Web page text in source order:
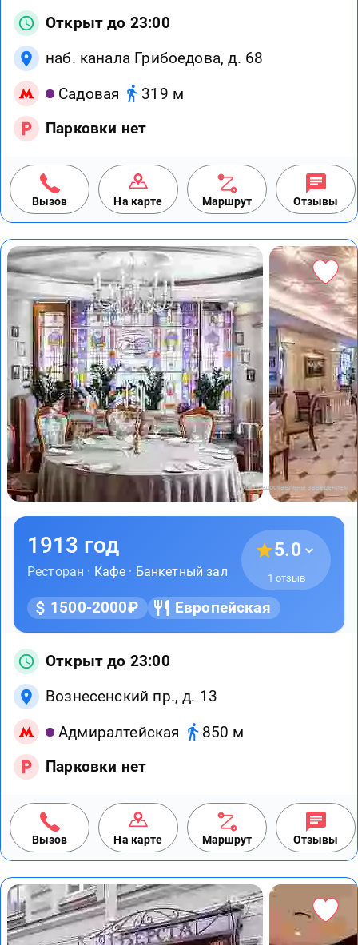
Открыт до 23:00
наб. канала Грибоедова, д. 68
Садовая
319 м
Парковки нет
Вызов На карте Маршрут Отзывы
Фото предоставлены заведением
1913 год
Ресторан · Кафе · Банкетный зал
5.0
1 отзыв
1500-2000₽ Европейская
Открыт до 23:00
Вознесенский пр., д. 13
Адмиралтейская
850 м
Парковки нет
Вызов На карте Маршрут Отзывы